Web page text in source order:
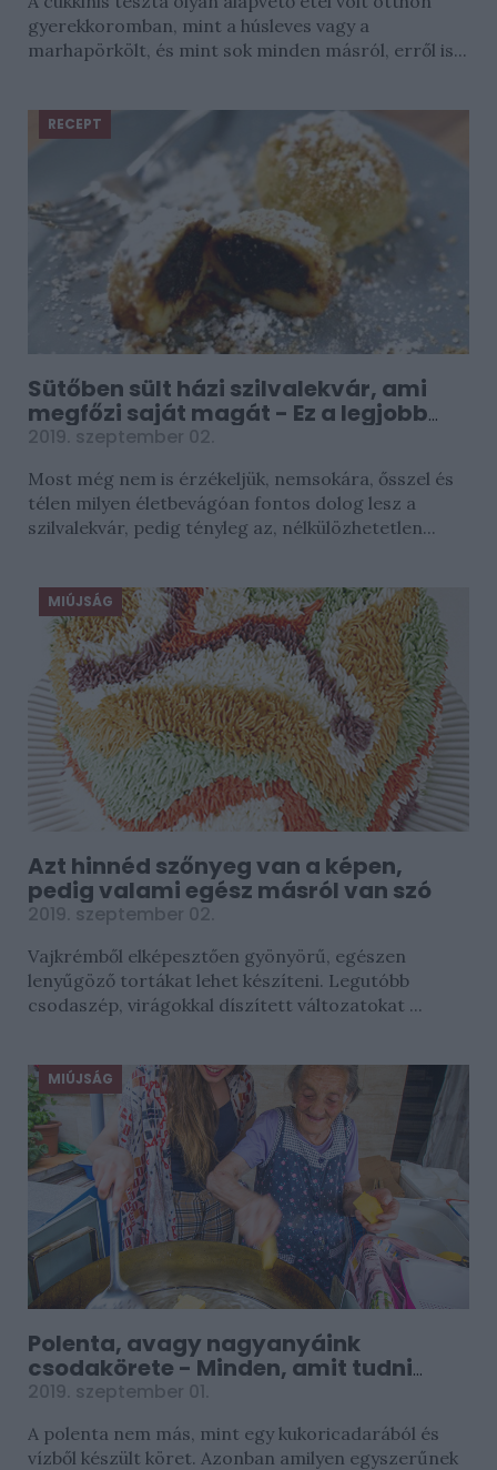
gyerekkoromban, mint a húsleves vagy a
marhapörkölt, és mint sok minden másról, erről is...
RECEPT
Sütőben sült házi szilvalekvár, ami
megfőzi saját magát - Ez a legjobb
változat
2019. szeptember 02.
Most még nem is érzékeljük, nemsokára, ősszel és
télen milyen életbevágóan fontos dolog lesz a
szilvalekvár, pedig tényleg az, nélkülözhetetlen...
MIÚJSÁG
Azt hinnéd szőnyeg van a képen,
pedig valami egész másról van szó
2019. szeptember 02.
Vajkrémből elképesztően gyönyörű, egészen
lenyűgöző tortákat lehet készíteni. Legutóbb
csodaszép, virágokkal díszített változatokat ...
MIÚJSÁG
Polenta, avagy nagyanyáink
csodakörete - Minden, amit tudni
érdemes róla
2019. szeptember 01.
A polenta nem más, mint egy kukoricadarából és
vízből készült köret. Azonban amilyen egyszerűnek